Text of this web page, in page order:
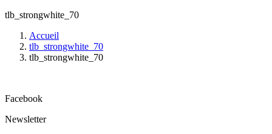
tlb_strongwhite_70
Accueil
tlb_strongwhite_70
tlb_strongwhite_70
Facebook
Newsletter